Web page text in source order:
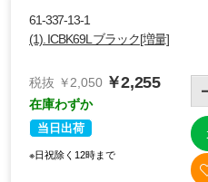
61-337-13-1
(1). ICBK69L ブラック[増量]
税抜 ￥2,050 ￥2,255
在庫わずか
当日出荷
※日祝除く12時まで